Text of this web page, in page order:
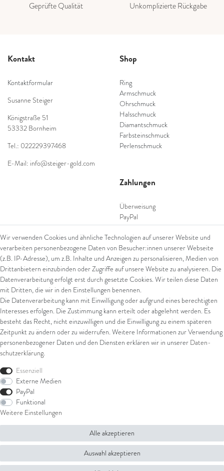
Geprüfte Qualität Unkomplizierte Rückgabe
Kontakt
Kontaktformular
Susanne Steiger
Königstraße 51
53332 Bornheim
Tel.: 022229397468
E-Mail: info@steiger-gold.com
Shop
Ring
Armschmuck
Ohrschmuck
Halsschmuck
Diamantschmuck
Farbsteinschmuck
Perlenschmuck
Zahlungen
Überweisung
PayPal
SEPA Lastschrift
giropay
Kreditkarte
Versand
UPS
FedEx
© Copyright 2026 Juwelier Steiger | Alle Rechte vorbehalten.
Wir verwenden Cookies und ähnliche Technologien auf unserer Website und
verarbeiten personenbezogene Daten von Besucher:innen unserer Webseite
(z.B. IP-Adresse), um z.B. Inhalte und Anzeigen zu personalisieren, Medien von
Drittanbietern einzubinden oder Zugriffe auf unsere Website zu analysieren. Die
Datenverarbeitung erfolgt erst durch gesetzte Cookies. Wir teilen diese Daten
mit Dritten, die wir in den Einstellungen benennen.
Die Datenverarbeitung kann mit Einwilligung oder aufgrund eines berechtigten
Interesses erfolgen. Die Zustimmung kann erteilt oder abgelehnt werden. Es
besteht das Recht, nicht einzuwilligen und die Einwilligung zu einem späteren
Zeitpunkt zu ändern oder zu widerrufen. Weitere Informationen zur Verwendung
personenbezogener Daten und den Diensten erklären wir in unserer Daten­
schutz­erklärung.
Essenziell
Externe Medien
PayPal
Funktional
Weitere Einstellungen
Alle akzeptieren
Auswahl akzeptieren